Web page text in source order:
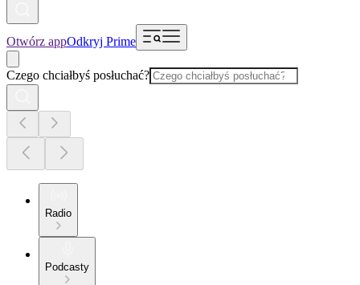
Otwórz appOdkryj Prime
Czego chciałbyś posłuchać?
Radio
Podcasty